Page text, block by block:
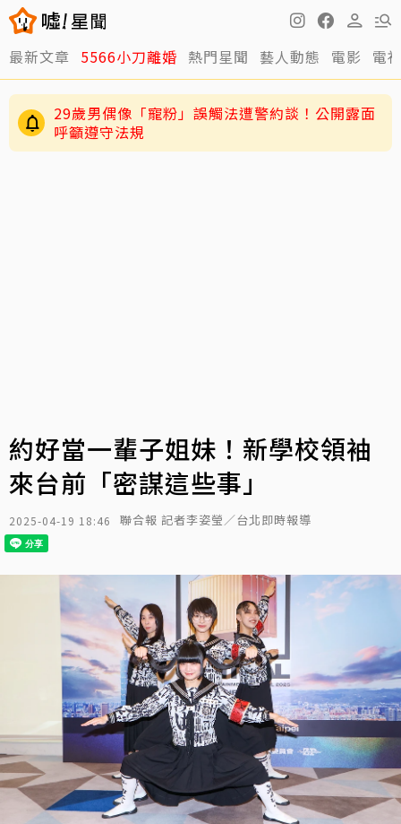
最新文章 5566小刀離婚 熱門星聞 藝人動態 電影 電
29歲男偶像「寵粉」誤觸法遭警約談！公開露面
呼籲遵守法規
約好當一輩子姐妹！新學校領袖
來台前「密謀這些事」
2025-04-19 18:46 聯合報 記者李姿瑩／台北即時報導